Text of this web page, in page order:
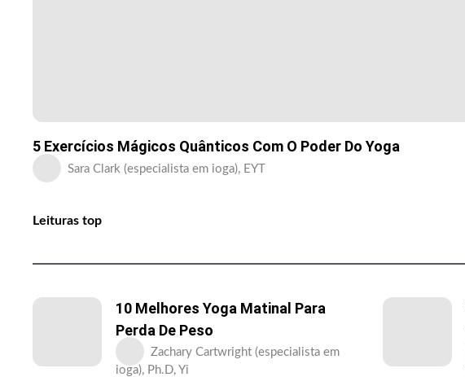
5 Exercícios Mágicos Quânticos Com O Poder Do Yoga
Sara Clark (especialista em ioga), EYT
Leituras top
10 Melhores Yoga Matinal Para
Perda De Peso
Zachary Cartwright (especialista em
ioga), Ph.D, Yi